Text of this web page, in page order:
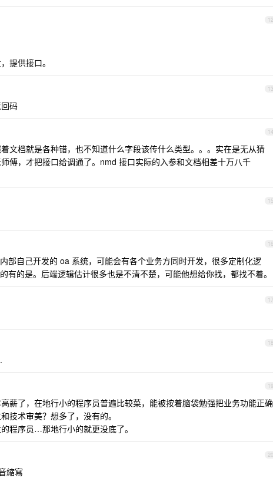
12
提供接口。
13
码
14
文档就是各种错，也不知道什么字段该传什么类型。。。实在是无从猜
傅，才把接口给调通了。nmd 接口实际的入参和文档相差十万八千
15
16
部自己开发的 oa 系统，可能会有各个业务方同时开发，很多定制化逻
有的是。后端逻辑估计很多也是不清不楚，可能他想给你找，都找不着。
17
18
19
薪了，在地行小的程序员普遍比较菜，能被按着脑袋勉强把业务功能正确
技术审美？想多了，没有的。
程序员…那地行小的就更没底了。
20
縮寫